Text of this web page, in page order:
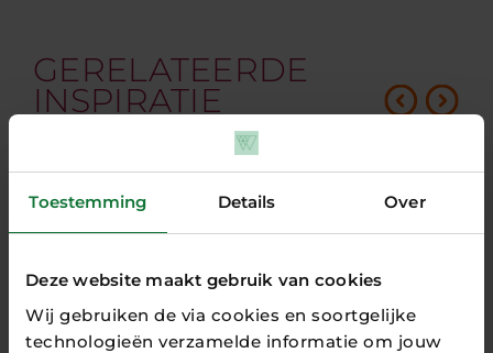
Toestemming Details Over
Deze website maakt gebruik van cookies
Wij gebruiken de via cookies en soortgelijke
technologieën verzamelde informatie om jouw
GERELATEERDE
INSPIRATIE